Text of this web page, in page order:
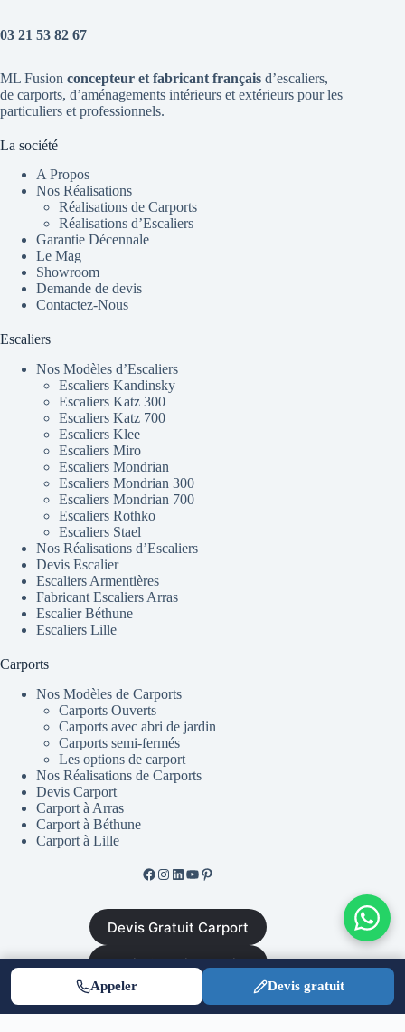
03 21 53 82 67
ML Fusion concepteur et fabricant français d’escaliers,
de carports, d’aménagements intérieurs et extérieurs pour les
particuliers et professionnels.
La société
A Propos
Nos Réalisations
Réalisations de Carports
Réalisations d’Escaliers
Garantie Décennale
Le Mag
Showroom
Demande de devis
Contactez-Nous
Escaliers
Nos Modèles d’Escaliers
Escaliers Kandinsky
Escaliers Katz 300
Escaliers Katz 700
Escaliers Klee
Escaliers Miro
Escaliers Mondrian
Escaliers Mondrian 300
Escaliers Mondrian 700
Escaliers Rothko
Escaliers Stael
Nos Réalisations d’Escaliers
Devis Escalier
Escaliers Armentières
Fabricant Escaliers Arras
Escalier Béthune
Escaliers Lille
Carports
Nos Modèles de Carports
Carports Ouverts
Carports avec abri de jardin
Carports semi-fermés
Les options de carport
Nos Réalisations de Carports
Devis Carport
Carport à Arras
Carport à Béthune
Carport à Lille
Facebook de ML Fusion
Instgram
LinkedIn
YouTube
Pinterest
Devis Gratuit Carport
Devis Gratuit Escalier
Mentions Légales• •Politique de
confidentialité|Equinoxal.fr
Appeler Devis gratuit